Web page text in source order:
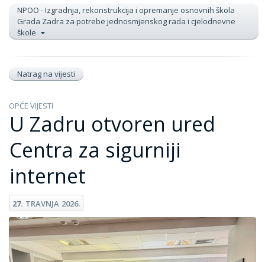
NPOO - Izgradnja, rekonstrukcija i opremanje osnovnih škola
Grada Zadra za potrebe jednosmjenskog rada i cjelodnevne
škole
Natrag na vijesti
OPĆE VIJESTI
U Zadru otvoren ured
Centra za sigurniji
internet
27. TRAVNJA 2026.